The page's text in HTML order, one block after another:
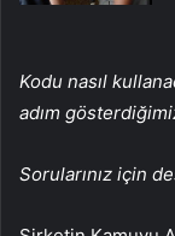
Kodu nasıl
adım
Sorularınız için